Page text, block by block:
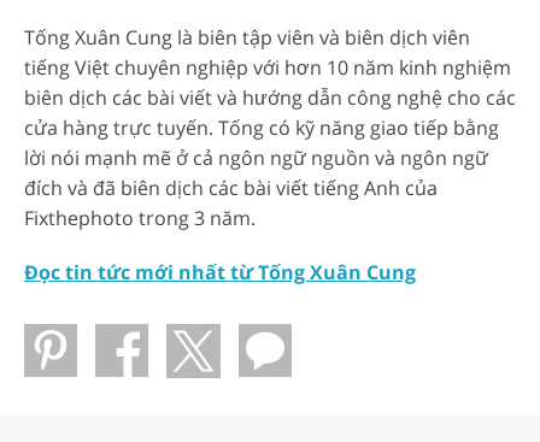
Tống Xuân Cung là biên tập viên và biên dịch viên
tiếng Việt chuyên nghiệp với hơn 10 năm kinh nghiệm
biên dịch các bài viết và hướng dẫn công nghệ cho các
cửa hàng trực tuyến. Tống có kỹ năng giao tiếp bằng
lời nói mạnh mẽ ở cả ngôn ngữ nguồn và ngôn ngữ
đích và đã biên dịch các bài viết tiếng Anh của
Fixthephoto trong 3 năm.
Đọc tin tức mới nhất từ ​​Tống Xuân Cung